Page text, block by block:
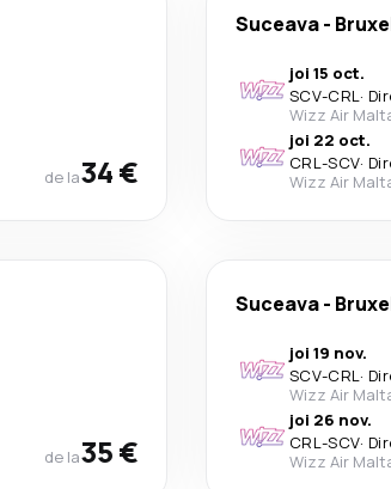
de la34 €
Suceava-
joi 15 oct.
SCV-CRL·
Wizz Air
joi 22 oct.
CRL-SCV·
Wizz Air
de la35 €
Suceava-
joi 19 nov.
SCV-CRL·
Wizz Air
joi 26 nov.
CRL-SCV·
Wizz Air